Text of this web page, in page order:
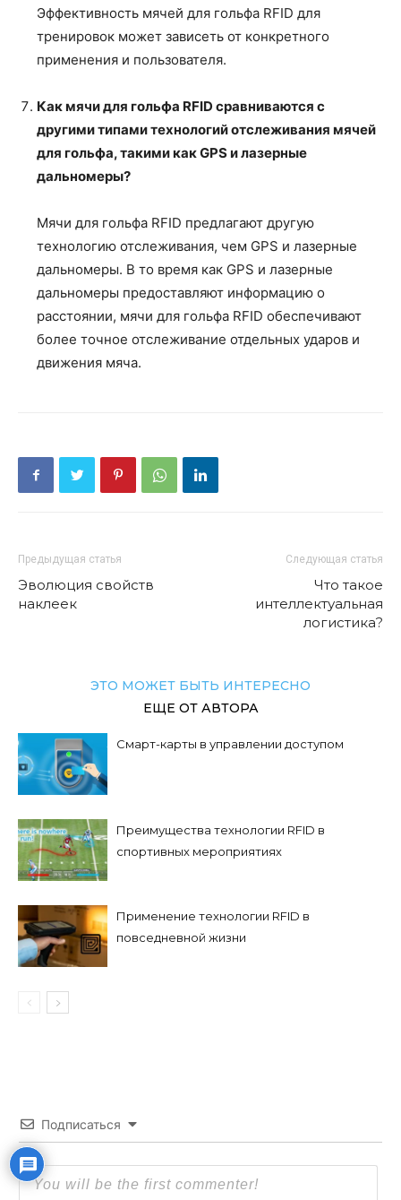
Эффективность мячей для гольфа RFID для
тренировок может зависеть от конкретного
применения и пользователя.
Как мячи для гольфа RFID сравниваются с
другими типами технологий отслеживания мячей
для гольфа, такими как GPS и лазерные
дальномеры?
Мячи для гольфа RFID предлагают другую
технологию отслеживания, чем GPS и лазерные
дальномеры. В то время как GPS и лазерные
дальномеры предоставляют информацию о
расстоянии, мячи для гольфа RFID обеспечивают
более точное отслеживание отдельных ударов и
движения мяча.
Предыдущая статья
Эволюция свойств
наклеек
Следующая статья
Что такое
интеллектуальная
логистика?
ЭТО МОЖЕТ БЫТЬ ИНТЕРЕСНО
ЕЩЕ ОТ АВТОРА
Смарт-карты в управлении доступом
Преимущества технологии RFID в
спортивных мероприятиях
Применение технологии RFID в
повседневной жизни
Подписаться